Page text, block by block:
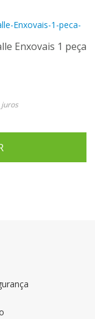
Enxovais 1 peça